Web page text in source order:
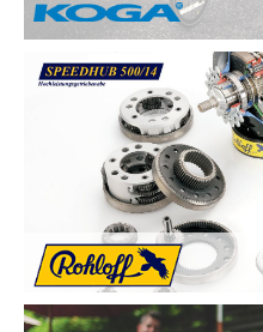
...
Von Hand gebaute Perfektion.
Alle KOGA Fahrräder
und bestechen durch tolles
Auswahl an qualitativ
Trekking- und Reiserädern,
Die Rohloff SPEEDHUB 500/